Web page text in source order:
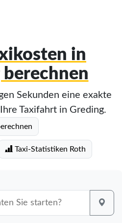
in
Sekunden eine exakte
Taxifahrt in Greding.
Taxi-Statistiken Roth